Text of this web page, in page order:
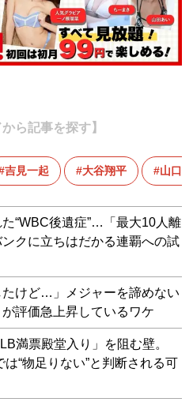
ら記事を探す】
吉見一起 大谷翔平 山口俊
“WBC後遺症”…「最大10人離
クに立ちはだかる連覇への試
たけど…」メジャーを諦めない
が評価急上昇しているワケ
満票殿堂入り」を阻む壁。
は“物足りない”と判断される可